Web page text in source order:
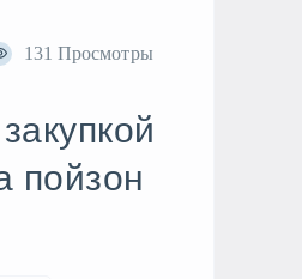
131 Просмотры
пойзон